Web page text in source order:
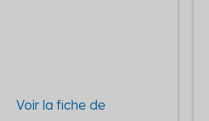
Voir la fiche de